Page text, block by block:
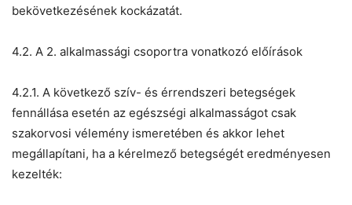
bekövetkezésének kockázatát.
4.2. A 2. alkalmassági csoportra vonatkozó előírások
4.2.1. A következő szív- és érrendszeri betegségek
fennállása esetén az egészségi alkalmasságot csak
szakorvosi vélemény ismeretében és akkor lehet
megállapítani, ha a kérelmező betegségét eredményesen
kezelték: